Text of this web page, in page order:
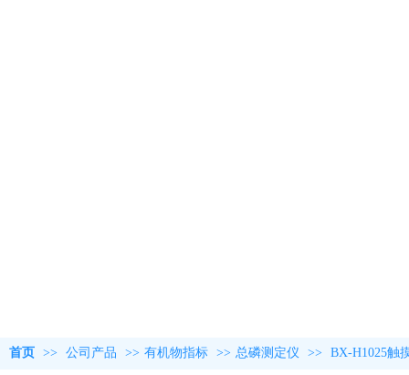
首页 >> 公司产品 >> 有机物指标 >> 总磷测定仪 >> BX-H1025触